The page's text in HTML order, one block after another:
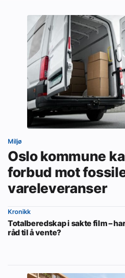
Miljø
Oslo kommune
forbud mot
vareleveranser
Kronikk
Totalberedskap i sakte film –
råd til å vente?